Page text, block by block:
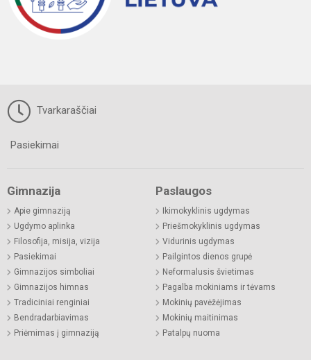
Tvarkaraščiai
Pasiekimai
Gimnazija
Apie gimnaziją
Ugdymo aplinka
Filosofija, misija, vizija
Pasiekimai
Gimnazijos simboliai
Gimnazijos himnas
Tradiciniai renginiai
Bendradarbiavimas
Priėmimas į gimnaziją
Paslaugos
Ikimokyklinis ugdymas
Priešmokyklinis ugdymas
Vidurinis ugdymas
Pailgintos dienos grupė
Neformalusis švietimas
Pagalba mokiniams ir tėvams
Mokinių pavėžėjimas
Mokinių maitinimas
Patalpų nuoma